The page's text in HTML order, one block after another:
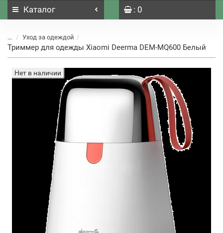
Каталог : 0
... Уход за одеждой
Триммер для одежды Xiaomi Deerma DEM-MQ600 Белый
Нет в наличии